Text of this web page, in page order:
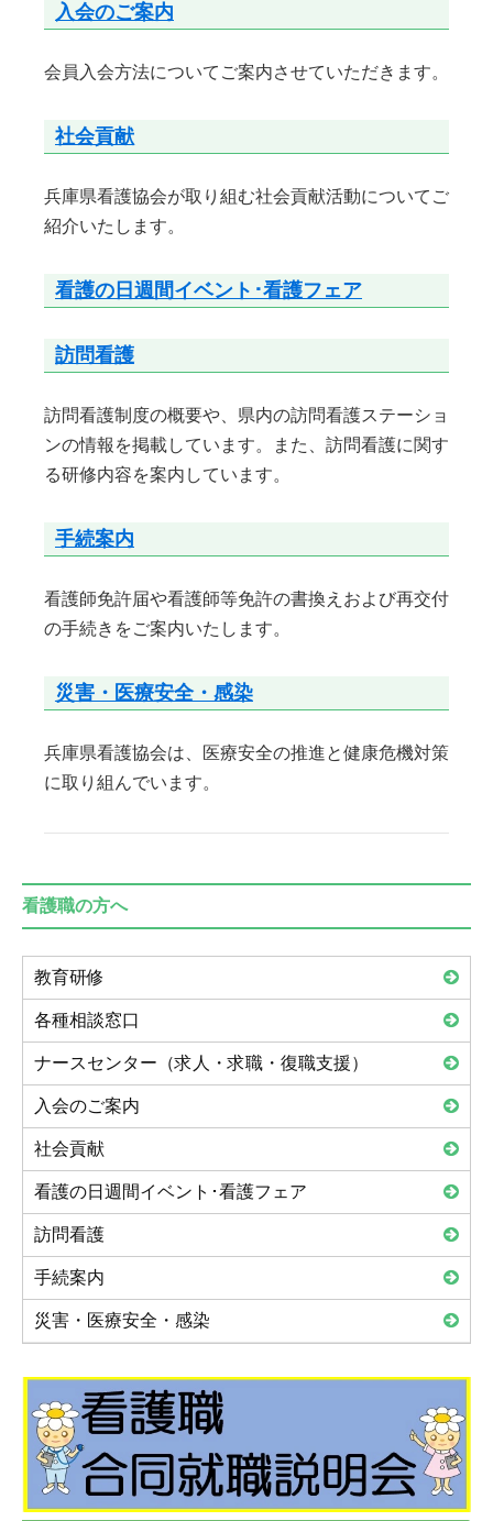
入会のご案内
会員入会方法についてご案内させていただきます。
社会貢献
兵庫県看護協会が取り組む社会貢献活動についてご
紹介いたします。
看護の日週間イベント･看護フェア
訪問看護
訪問看護制度の概要や、県内の訪問看護ステーショ
ンの情報を掲載しています。また、訪問看護に関す
る研修内容を案内しています。
手続案内
看護師免許届や看護師等免許の書換えおよび再交付
の手続きをご案内いたします。
災害・医療安全・感染
兵庫県看護協会は、医療安全の推進と健康危機対策
に取り組んでいます。
看護職の方へ
教育研修
各種相談窓口
ナースセンター（求人・求職・復職支援）
入会のご案内
社会貢献
看護の日週間イベント･看護フェア
訪問看護
手続案内
災害・医療安全・感染